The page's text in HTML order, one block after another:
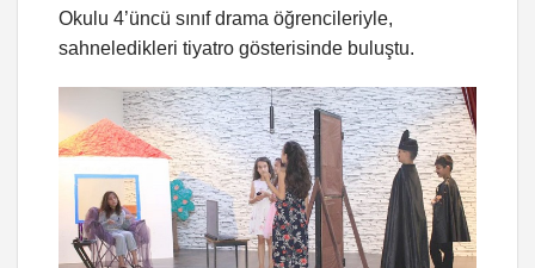
Okulu 4’üncü sınıf drama öğrencileriyle,
sahneledikleri tiyatro gösterisinde buluştu.